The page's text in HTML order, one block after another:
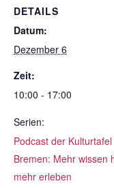
DETAILS
Datum:
Dezember 6
Zeit:
10:00 - 17:00
Serien:
Podcast der Kulturtafel
Bremen: Mehr wissen
mehr erleben